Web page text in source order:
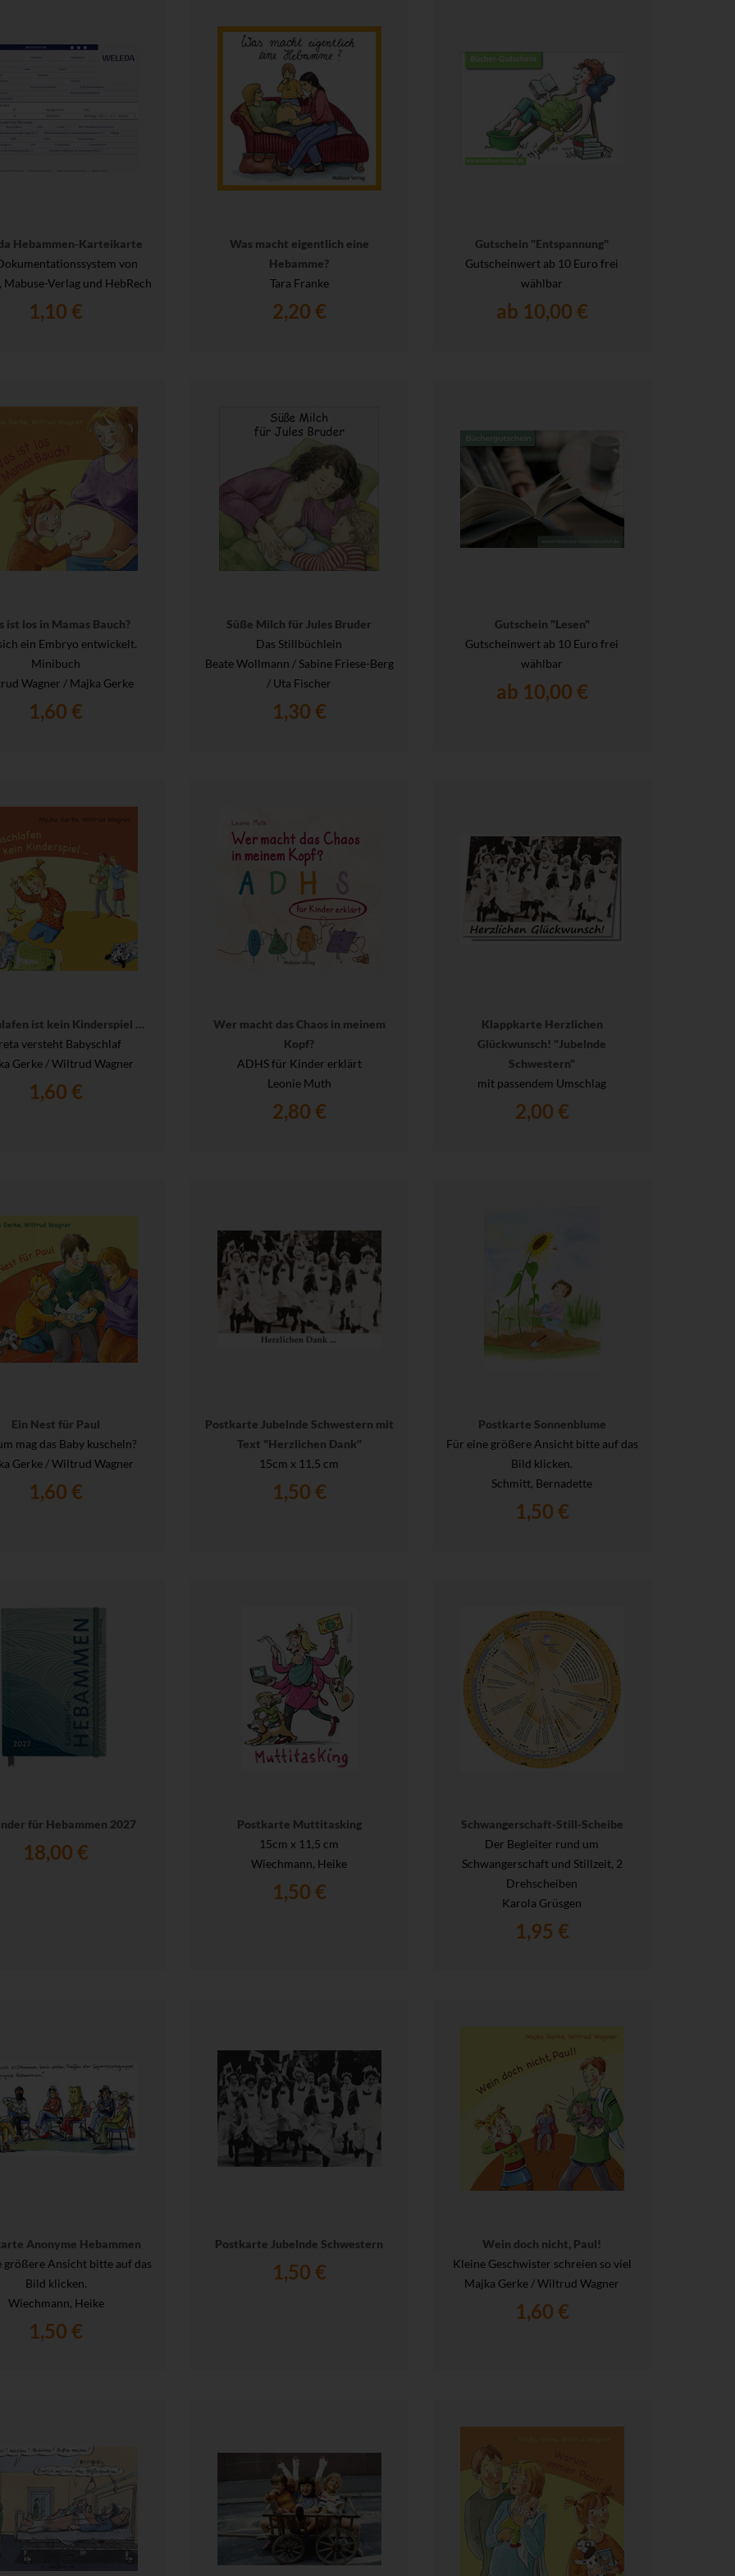
Hebammen-Karteikarte
von
Mabuse-Verlag und HebRech
1,10 €
Was macht eigentlich eine
Hebamme?
Tara Franke
2,20 €
Gutschein "Entspannung"
Gutscheinwert ab 10 Euro frei
wählbar
ab 10,00 €
ist los in Mamas Bauch?
ein Embryo entwickelt.
Minibuch
Wagner / Majka Gerke
1,60 €
Süße Milch für Jules Bruder
Das Stillbüchlein
Beate Wollmann / Sabine Friese-Berg
/ Uta Fischer
1,30 €
Gutschein "Lesen"
Gutscheinwert ab 10 Euro frei
wählbar
ab 10,00 €
ist kein Kinderspiel …
versteht Babyschlaf
Gerke / Wiltrud Wagner
1,60 €
Wer macht das Chaos in meinem
Kopf?
ADHS für Kinder erklärt
Leonie Muth
2,80 €
Klappkarte Herzlichen
Glückwunsch! "Jubelnde
Schwestern"
mit passendem Umschlag
2,00 €
Ein Nest für Paul
mag das Baby kuscheln?
Gerke / Wiltrud Wagner
1,60 €
Postkarte Jubelnde Schwestern mit
Text "Herzlichen Dank"
15cm x 11,5 cm
1,50 €
Postkarte Sonnenblume
Für eine größere Ansicht bitte auf das
Bild klicken.
Schmitt, Bernadette
1,50 €
für Hebammen 2027
18,00 €
Postkarte Muttitasking
15cm x 11,5 cm
Wiechmann, Heike
1,50 €
Schwangerschaft-Still-Scheibe
Der Begleiter rund um
Schwangerschaft und Stillzeit, 2
Drehscheiben
Karola Grüsgen
1,95 €
Anonyme Hebammen
größere Ansicht bitte auf das
Bild klicken.
Wiechmann, Heike
1,50 €
Postkarte Jubelnde Schwestern
1,50 €
Wein doch nicht, Paul!
Kleine Geschwister schreien so viel
Majka Gerke / Wiltrud Wagner
1,60 €